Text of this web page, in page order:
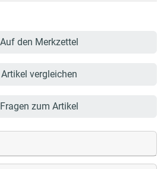
Auf den Merkzettel
Artikel vergleichen
Fragen zum Artikel